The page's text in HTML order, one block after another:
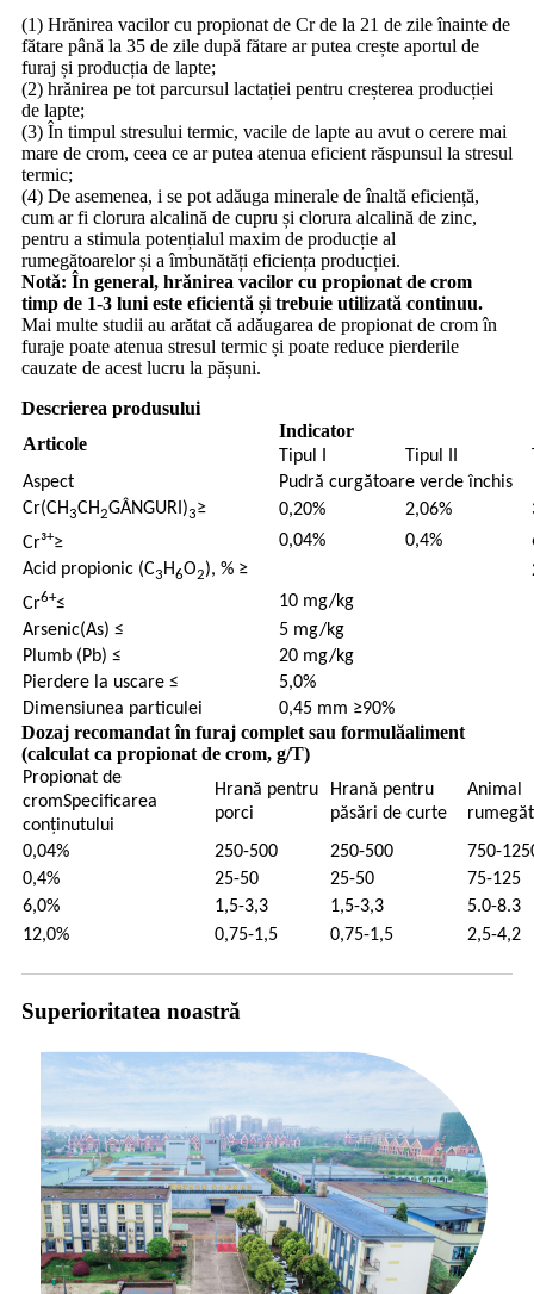
(1) Hrănirea vacilor cu propionat de Cr de la 21 de zile înainte de
fătare până la 35 de zile după fătare ar putea crește aportul de
furaj și producția de lapte;
(2) hrănirea pe tot parcursul lactației pentru creșterea producției
de lapte;
(3) În timpul stresului termic, vacile de lapte au avut o cerere mai
mare de crom, ceea ce ar putea atenua eficient răspunsul la stresul
termic;
(4) De asemenea, i se pot adăuga minerale de înaltă eficiență,
cum ar fi clorura alcalină de cupru și clorura alcalină de zinc,
pentru a stimula potențialul maxim de producție al
rumegătoarelor și a îmbunătăți eficiența producției.
Notă: În general, hrănirea vacilor cu propionat de crom
timp de 1-3 luni este eficientă și trebuie utilizată continuu.
Mai multe studii au arătat că adăugarea de propionat de crom în
furaje poate atenua stresul termic și poate reduce pierderile
cauzate de acest lucru la pășuni.
Descrierea produsului
Articole
Indicator
Tipul I Tipul II
Aspect
Pudră curgătoare verde închis
Cr(CH3CH2GÂNGURI)3≥ 0,20% 2,06%
Cr³+≥ 0,04% 0,4%
Acid propionic (C3 H6O2), % ≥
Cr6+≤
10 mg/kg
Arsenic(As) ≤
5 mg/kg
Plumb (Pb) ≤
20 mg/kg
Pierdere la uscare ≤
5,0%
Dimensiunea particulei
0,45 mm ≥90%
Dozaj recomandat în furaj complet sau formulăaliment
(calculat ca propionat de crom, g/T)
Propionat de
cromSpecificarea
conținutului
Hrană pentru
porci
Hrană pentru
păsări de curte
Animal
0,04%
250-500 250-500
750-
0,4%
25-50 25-50
75-125
6,0%
1,5-3,3 1,5-3,3
5.0-8.3
12,0%
0,75-1,5 0,75-1,5 2,5-4,2
Superioritatea noastră